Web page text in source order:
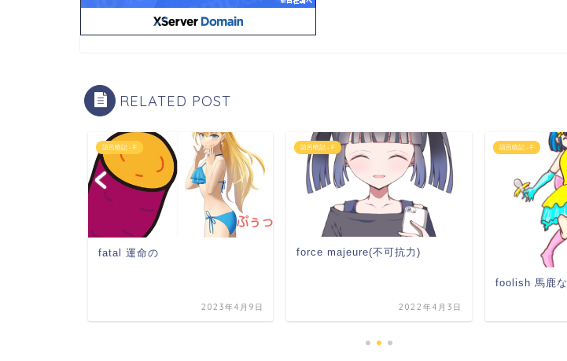
RELATED POST
語呂暗記 - F
fatal 運命の
2023年4月9日
語呂暗記 - F
force majeure(不可抗力)
2022年4月3日
語呂暗記 - F
foolish 馬鹿な